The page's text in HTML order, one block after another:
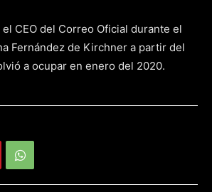
CEO del Correo Oficial durante el
Fernández de Kirchner a partir del
a ocupar en enero del 2020.